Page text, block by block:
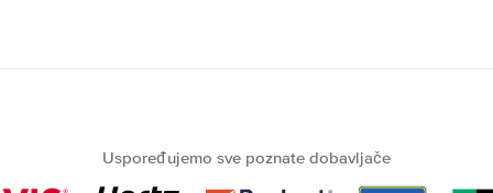
Uspoređujemo sve poznate dobavljače